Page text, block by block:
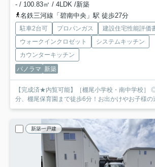
- / 100.83㎡ / 4LDK /新築
名鉄三河線「碧南中央」駅 徒歩27分
駐車2台可 プロパンガス
建設住宅性能評価
ウォークインクロゼット
システムキッチン
カウンターキッチン
パノラマ 新築
【完成済★内覧可能】［棚尾小学校・南中学校］ ◎碧南駅まで徒歩12
分、棚尾保育園まで徒歩6分！お出かけやお子様の
新築一戸建